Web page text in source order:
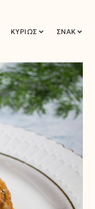
ΚΥΡΊΩΣ ΣΝΑΚ